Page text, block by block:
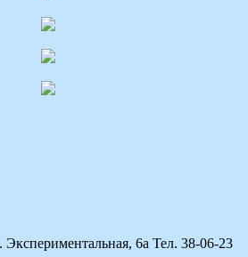
6а Тел. 38-06-23